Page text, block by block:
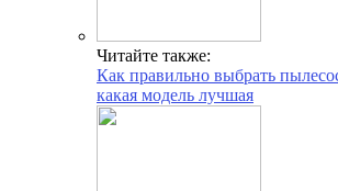
Читайте также:
Как правильно выбрать
какая модель лучшая